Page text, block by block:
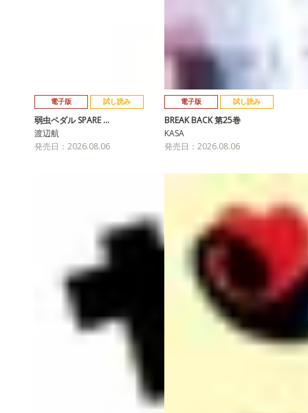
電子版 試し読み
弱虫ペダル SPARE …
渡辺航
発売日：2026.08.06
電子版 試し読み
BREAK BACK 第25巻
KASA
発売日：2026.08.06